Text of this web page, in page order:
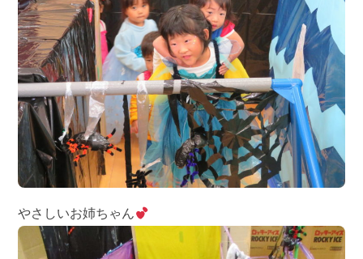
やさしいお姉ちゃん